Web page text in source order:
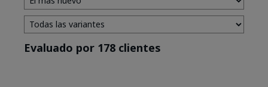
Evaluado por 178 clientes